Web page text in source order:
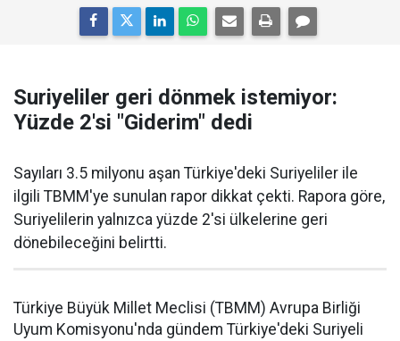
Suriyeliler geri dönmek istemiyor:
Yüzde 2'si "Giderim" dedi
Sayıları 3.5 milyonu aşan Türkiye'deki Suriyeliler ile
ilgili TBMM'ye sunulan rapor dikkat çekti. Rapora göre,
Suriyelilerin yalnızca yüzde 2'si ülkelerine geri
dönebileceğini belirtti.
Türkiye Büyük Millet Meclisi (TBMM) Avrupa Birliği
Uyum Komisyonu'nda gündem Türkiye'deki Suriyeli